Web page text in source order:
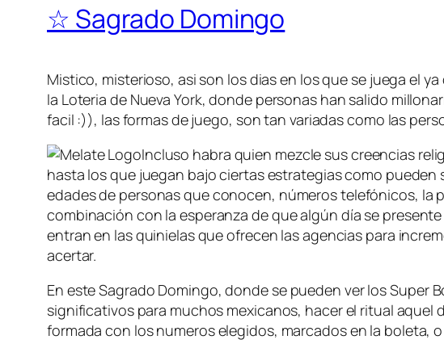
☆ Sagrado Domingo
Mistico, misterioso, asi son los dias en los que se juega el
la Loteria de Nueva York, donde personas han salido
facil :)), las formas de juego, son tan variadas como las
Incluso habra quien mezcle sus creencias
hasta los que juegan bajo ciertas estrategias como
edades de personas que conocen, números telefónicos, la
combinación con la esperanza de que algún día se
entran en las quinielas que ofrecen las agencias para
acertar.
En este Sagrado Domingo, donde se pueden ver losSuper
significativos para muchos mexicanos, hacer el ritual aquel
formada con los numeros elegidos, marcados en la boleta,